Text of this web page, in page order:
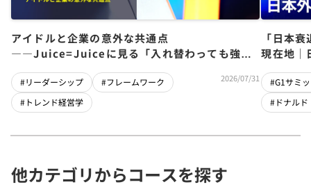
アイドルと企業の意外な共通点
――Juice=Juiceに見る「入れ替わっても強い
#リーダーシップ
#フレームワーク
#トレンド経営学
2026/07/31
「日本
現在地｜
#G1サミ
#ドナルド
他カテゴリからコースを探す